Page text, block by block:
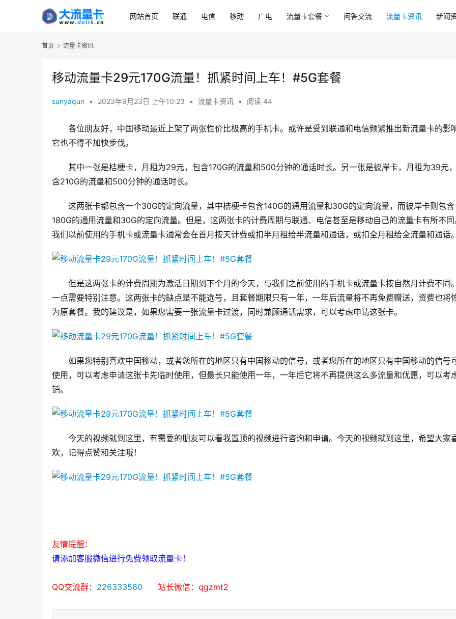
网站首页 联通 电信 移动 广电 流量卡套餐 问答交流 流量卡资讯 新闻
首页 流量卡资讯
移动流量卡29元170G流量！抓紧时间上车！#5G套餐
sunyaqun • 2023年9月23日 上午10:23 • 流量卡资讯 • 阅读 44
各位朋友好，中国移动最近上架了两张性价比极高的手机卡。或许是受到联通和电信频繁推出新流量卡的影响
它也不得不加快步伐。
其中一张是桔梗卡，月租为29元，包含170G的流量和500分钟的通话时长。另一张是彼岸卡，月租为39元
含210G的流量和500分钟的通话时长。
这两张卡都包含一个30G的定向流量，其中桔梗卡包含140G的通用流量和30G的定向流量，而彼岸卡则包含
180G的通用流量和30G的定向流量。但是，这两张卡的计费周期与联通、电信甚至是移动自己的流量卡有所不同
我们以前使用的手机卡或流量卡通常会在首月按天计费或扣半月租给半流量和通话，或扣全月租给全流量和通话。
但是这两张卡的计费周期为激活日期到下个月的今天，与我们之前使用的手机卡或流量卡按自然月计费不同
一点需要特别注意。这两张卡的缺点是不能选号，且套餐期限只有一年，一年后流量将不再免费赠送，资费也将
为原套餐。我的建议是，如果您需要一张流量卡过渡，同时兼顾通话需求，可以考虑申请这张卡。
如果您特别喜欢中国移动，或者您所在的地区只有中国移动的信号，或者您所在的地区只有中国移动的信号
使用，可以考虑申请这张卡先临时使用，但最长只能使用一年，一年后它将不再提供这么多流量和优惠，可以考
销。
今天的视频就到这里，有需要的朋友可以看我置顶的视频进行咨询和申请。今天的视频就到这里，希望大家
欢，记得点赞和关注哦！
友情提醒：
请添加客服微信进行免费领取流量卡！
QQ交流群： 226333560
      站长微信：qgzmt2